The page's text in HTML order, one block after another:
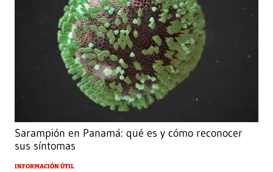
Sarampión en Panamá: qué es y cómo reconocer
sus síntomas
INFORMACIÓN ÚTIL